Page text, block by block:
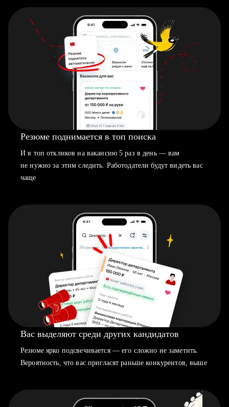
Резюме поднимается в топ поиска
И в топ откликов на вакансию 5 раз в день — вам
не нужно за этим следить. Работодатели будут видеть вас
чаще
Вас выделяют среди других кандидатов
Резюме ярко подсвечивается — его сложно не заметить.
Вероятность, что вас пригласят раньше конкурентов, выше